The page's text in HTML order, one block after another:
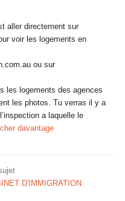
aller directement sur
voir les logements en
ou sur
les logements des agences
les photos. Tu verras il y a
a laquelle le
davantage
D'IMMIGRATION